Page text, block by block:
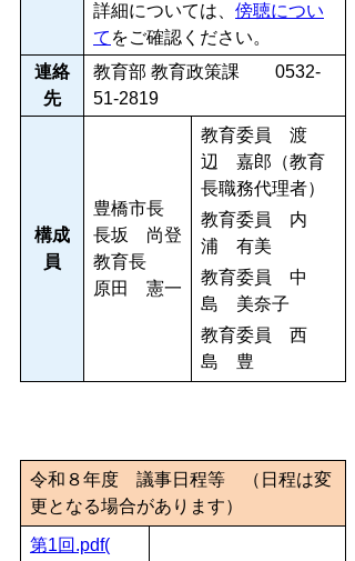
詳細については、 傍聴につい
て をご確認ください。
連絡
先
教育部 教育政策課 0532-
51-2819
構成
員
豊橋市長
長坂 尚登
教育長
原田 憲一
教育委員 渡
辺 嘉郎（教育
長職務代理者）
教育委員 内
浦 有美
教育委員 中
島 美奈子
教育委員 西
島 豊
令和８年度 議事日程等 （日程は変
更となる場合があります）
第1回.pdf(